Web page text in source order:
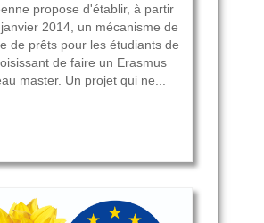
propose d'établir, à partir
2014, un mécanisme de
de prêts pour les étudiants de
de faire un Erasmus
master. Un projet qui ne...